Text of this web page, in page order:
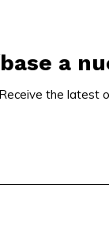
a
Receive the latest